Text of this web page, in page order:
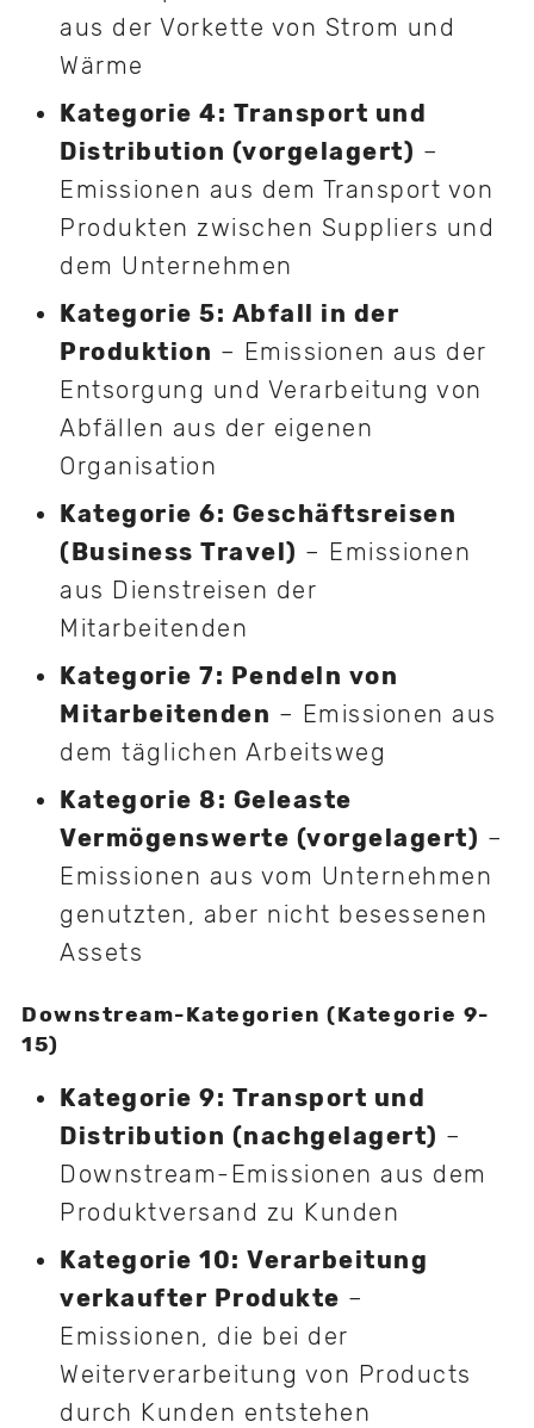
aus der Vorkette von Strom und
Wärme
Kategorie 4: Transport und
Distribution (vorgelagert) –
Emissionen aus dem Transport von
Produkten zwischen Suppliers und
dem Unternehmen
Kategorie 5: Abfall in der
Produktion – Emissionen aus der
Entsorgung und Verarbeitung von
Abfällen aus der eigenen
Organisation
Kategorie 6: Geschäftsreisen
(Business Travel) – Emissionen
aus Dienstreisen der
Mitarbeitenden
Kategorie 7: Pendeln von
Mitarbeitenden – Emissionen aus
dem täglichen Arbeitsweg
Kategorie 8: Geleaste
Vermögenswerte (vorgelagert) –
Emissionen aus vom Unternehmen
genutzten, aber nicht besessenen
Assets
Downstream-Kategorien (Kategorie 9-
15)
Kategorie 9: Transport und
Distribution (nachgelagert) –
Downstream-Emissionen aus dem
Produktversand zu Kunden
Kategorie 10: Verarbeitung
verkaufter Produkte –
Emissionen, die bei der
Weiterverarbeitung von Products
durch Kunden entstehen